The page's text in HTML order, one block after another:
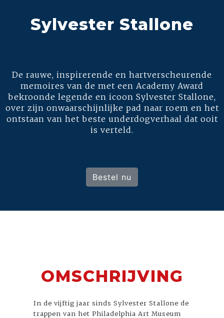
Sylvester Stallone
De rauwe, inspirerende en hartverscheurende
memoires van de met een Academy Award
bekroonde legende en icoon Sylvester Stallone,
over zijn onwaarschijnlijke pad naar roem en het
ontstaan van het beste underdogverhaal dat ooit
is verteld.
Bestel nu
OMSCHRIJVING
In de vijftig jaar sinds Sylvester Stallone de
trappen van het Philadelphia Art Museum